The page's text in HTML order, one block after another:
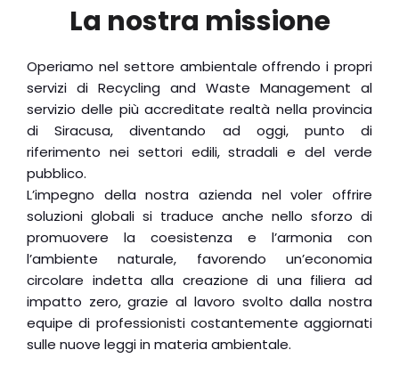
La nostra missione
Operiamo nel settore ambientale offrendo i propri
servizi di Recycling and Waste Management al
servizio delle più accreditate realtà nella provincia
di Siracusa, diventando ad oggi, punto di
riferimento nei settori edili, stradali e del verde
pubblico.
L’impegno della nostra azienda nel voler offrire
soluzioni globali si traduce anche nello sforzo di
promuovere la coesistenza e l’armonia con
l’ambiente naturale, favorendo un’economia
circolare indetta alla creazione di una filiera ad
impatto zero, grazie al lavoro svolto dalla nostra
equipe di professionisti costantemente aggiornati
sulle nuove leggi in materia ambientale.